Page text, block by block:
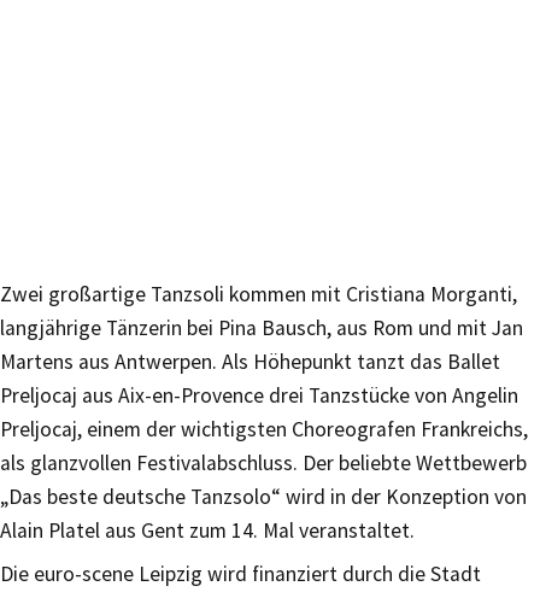
Zwei großartige Tanzsoli kommen mit Cristiana Morganti,
langjährige Tänzerin bei Pina Bausch, aus Rom und mit Jan
Martens aus Antwerpen. Als Höhepunkt tanzt das Ballet
Preljocaj aus Aix-en-Provence drei Tanzstücke von Angelin
Preljocaj, einem der wichtigsten Choreografen Frankreichs,
als glanzvollen Festivalabschluss. Der beliebte Wettbewerb
„Das beste deutsche Tanzsolo“ wird in der Konzeption von
Alain Platel aus Gent zum 14. Mal veranstaltet.
Die euro-scene Leipzig wird finanziert durch die Stadt